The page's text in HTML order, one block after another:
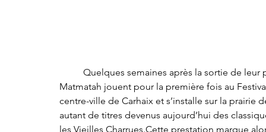
Matmatah jouent pour la première fois au
centre-ville de Carhaix et s’installe sur la
autant de titres devenus aujourd’hui des
les Vieilles Charrues.Cette prestation marque